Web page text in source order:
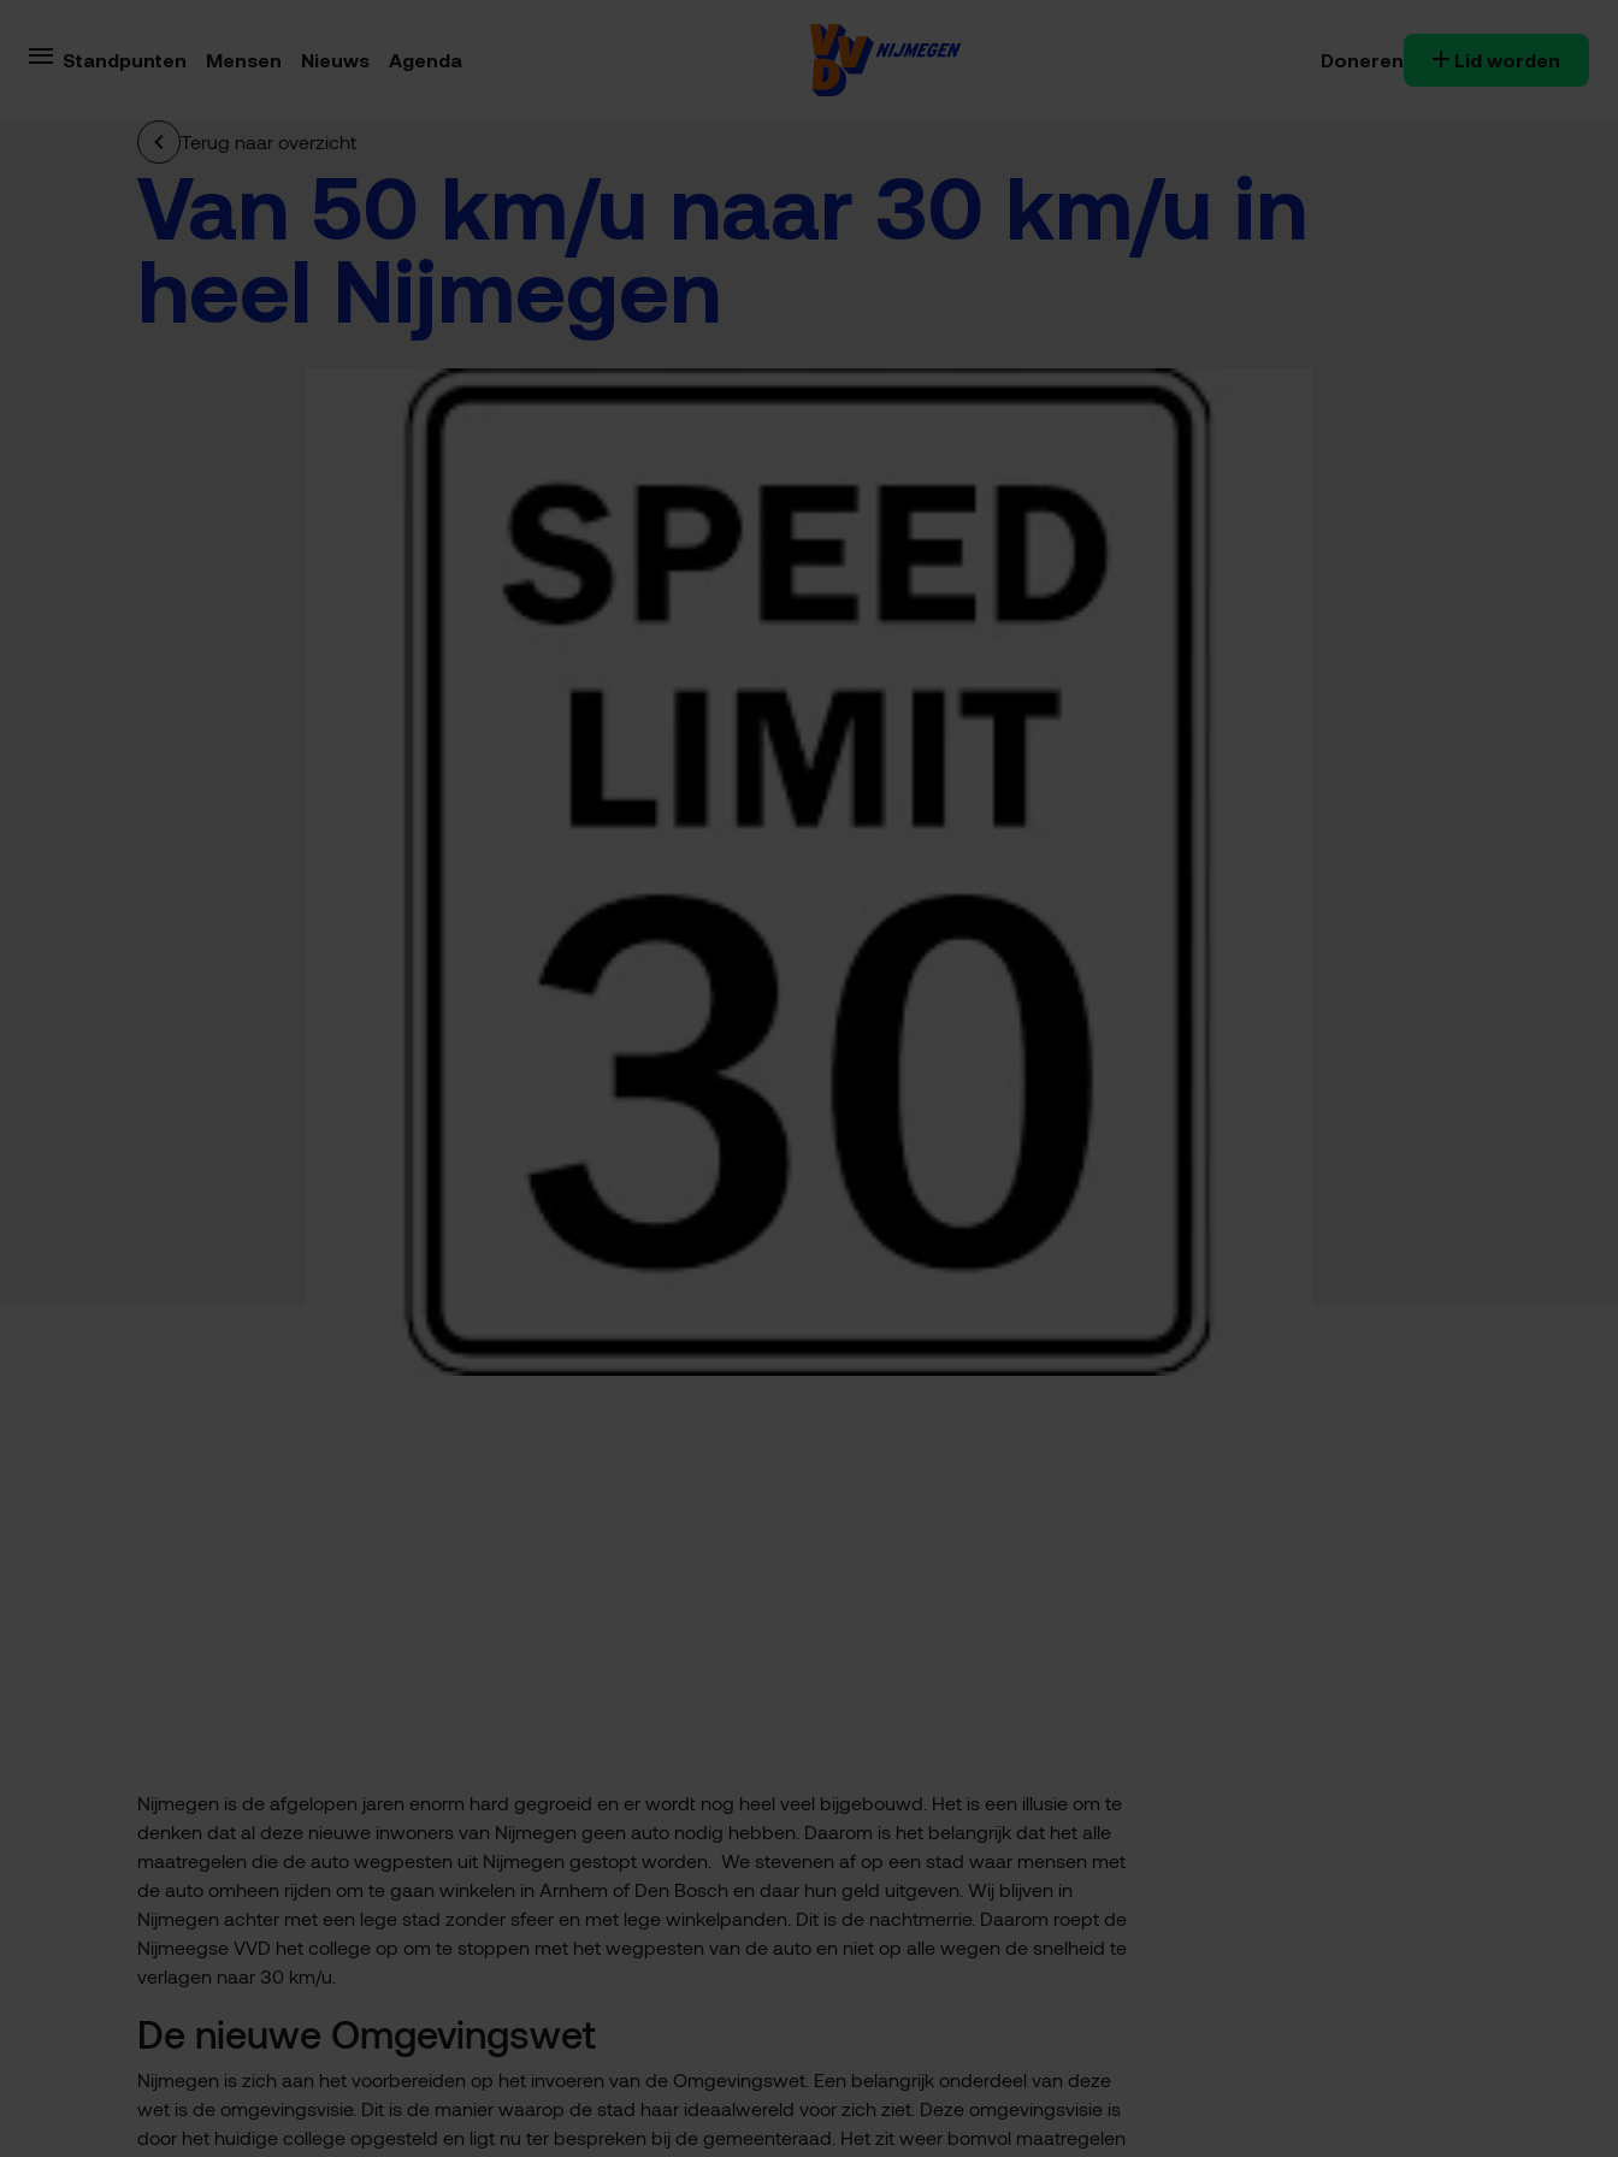
Standpunten Mensen Nieuws Agenda Doneren Lid worden
Terug naar overzicht
Van 50 km/u naar 30 km/u in
heel Nijmegen
Nijmegen is de afgelopen jaren enorm hard gegroeid en er wordt nog heel veel bijgebouwd. Het is een illusie om te
denken dat al deze nieuwe inwoners van Nijmegen geen auto nodig hebben. Daarom is het belangrijk dat het alle
maatregelen die de auto wegpesten uit Nijmegen gestopt worden. We stevenen af op een stad waar mensen met
de auto omheen rijden om te gaan winkelen in Arnhem of Den Bosch en daar hun geld uitgeven. Wij blijven in
Nijmegen achter met een lege stad zonder sfeer en met lege winkelpanden. Dit is de nachtmerrie. Daarom roept de
Nijmeegse VVD het college op om te stoppen met het wegpesten van de auto en niet op alle wegen de snelheid te
verlagen naar 30 km/u.
De nieuwe Omgevingswet
Nijmegen is zich aan het voorbereiden op het invoeren van de Omgevingswet. Een belangrijk onderdeel van deze
wet is de omgevingsvisie. Dit is de manier waarop de stad haar ideaalwereld voor zich ziet. Deze omgevingsvisie is
door het huidige college opgesteld en ligt nu ter bespreken bij de gemeenteraad. Het zit weer bomvol maatregelen